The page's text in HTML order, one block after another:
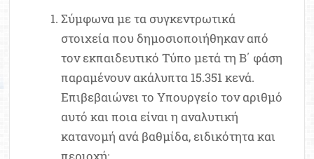
Σύμφωνα με τα συγκεντρωτικά
στοιχεία που δημοσιοποιήθηκαν από
τον εκπαιδευτικό Τύπο μετά τη Β΄ φάση
παραμένουν ακάλυπτα 15.351 κενά.
Επιβεβαιώνει το Υπουργείο τον αριθμό
αυτό και ποια είναι η αναλυτική
κατανομή ανά βαθμίδα, ειδικότητα και